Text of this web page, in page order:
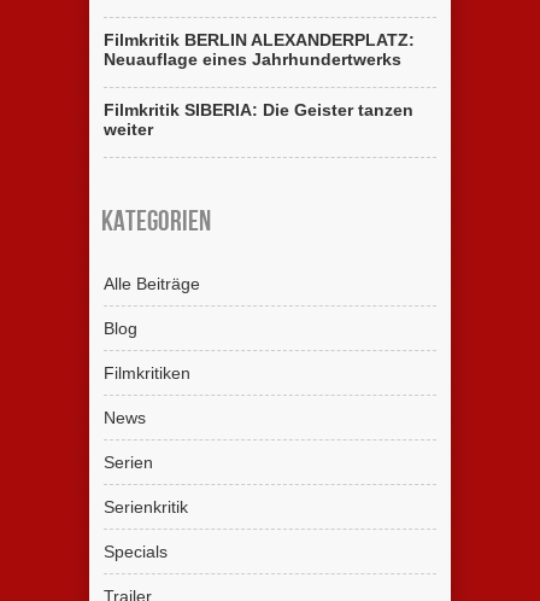
Filmkritik BERLIN ALEXANDERPLATZ:
Neuauflage eines Jahrhundertwerks
Filmkritik SIBERIA: Die Geister tanzen
weiter
Kategorien
Alle Beiträge
Blog
Filmkritiken
News
Serien
Serienkritik
Specials
Trailer